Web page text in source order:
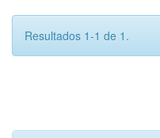
Resultados 1-1 de 1.